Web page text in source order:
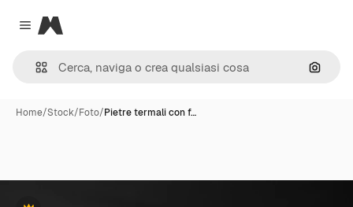
Close menu
Magnific
Cerca
Home/Stock/Foto/Pietre termali con f…